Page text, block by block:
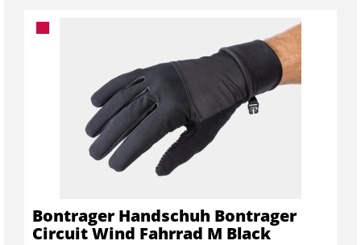
Bontrager Handschuh Bontrager
Circuit Wind Fahrrad M Black